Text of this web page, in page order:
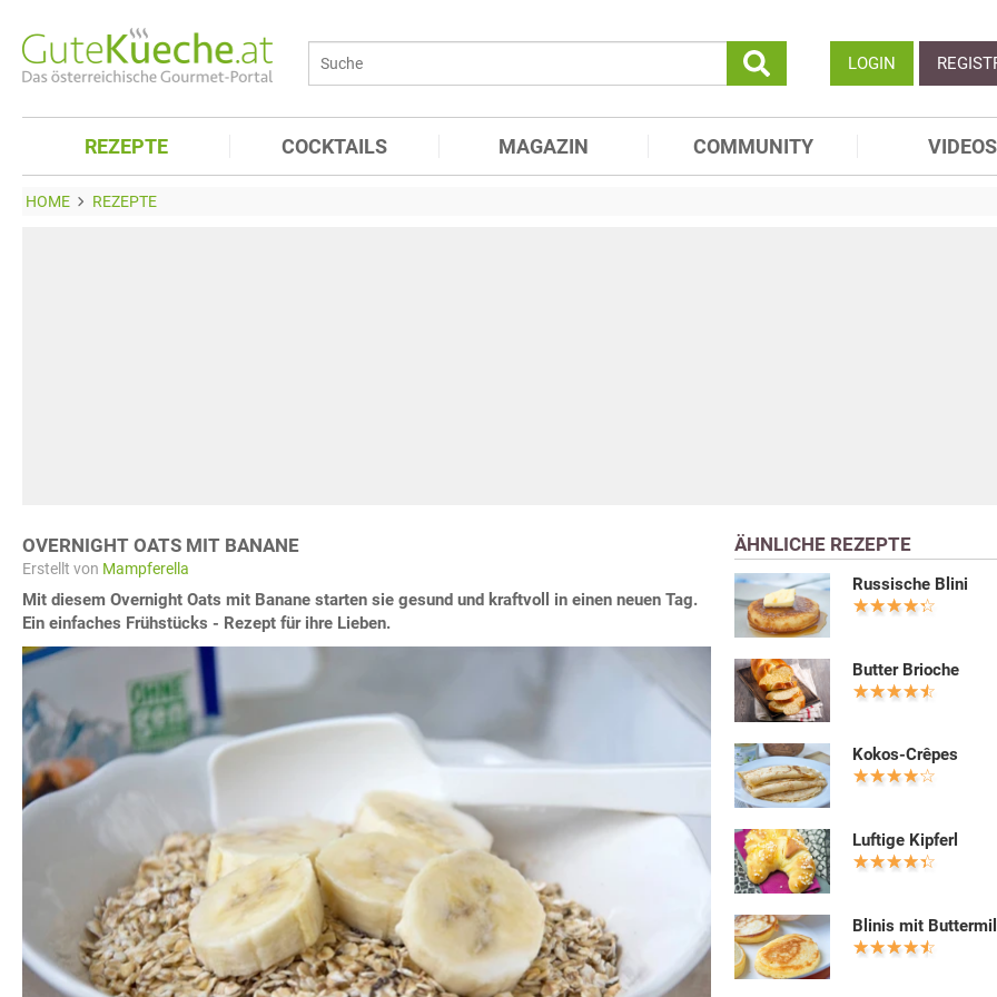
LOGIN
REZEPTE COCKTAILS MAGAZIN COMMUNITY VIDEOS
HOME REZEPTE
OVERNIGHT OATS MIT BANANE
Erstellt von Mampferella
Mit diesem Overnight Oats mit Banane starten sie gesund und kraftvoll in einen neuen Tag.
Ein einfaches Frühstücks - Rezept für ihre Lieben.
ÄHNLICHE REZEPTE
Russische Blini
Butter Brioche
Kokos-Crêpes
Luftige Kipferl
Blinis mit